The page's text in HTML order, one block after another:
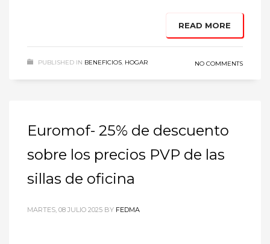
READ MORE
PUBLISHED IN BENEFICIOS, HOGAR NO COMMENTS
Euromof- 25% de descuento
sobre los precios PVP de las
sillas de oficina
MARTES, 08 JULIO 2025 BY FEDMA